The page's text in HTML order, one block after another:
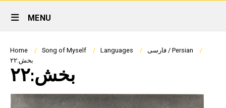
Site
Main
Navigation
MENU
Breadcrumb
Home Song of Myself Languages
فارسی / Persian
بخش:۲۲
بخش:۲۲